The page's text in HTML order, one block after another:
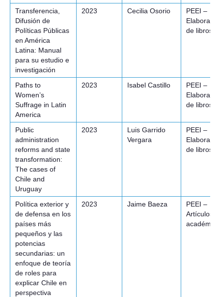
Transferencia,
Difusión de
Políticas Públicas
en América
Latina: Manual
para su estudio e
investigación
2023 Cecilia Osorio
PEEI –
de libros
Paths to
Women’s
Suffrage in Latin
America
2023 Isabel Castillo
PEEI –
de libros
Public
administration
reforms and state
transformation:
The cases of
Chile and
Uruguay
2023
Luis Garrido
Vergara
PEEI –
de libros
Política exterior y
de defensa en los
países más
pequeños y las
potencias
secundarias: un
enfoque de teoría
de roles para
explicar Chile en
perspectiva
2023 Jaime Baeza
PEEI –
Artículos